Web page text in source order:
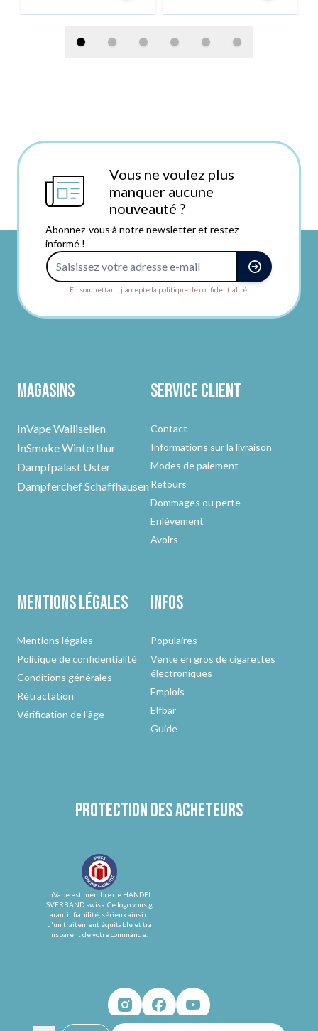
Vous ne voulez plus
manquer aucune
nouveauté ?
Abonnez-vous à notre newsletter et restez
informé !
En soumettant, j'accepte la politique de confidentialité.
Magasins
InVape Wallisellen
InSmoke Winterthur
Dampfpalast Uster
Dampferchef Schaffhausen
Service client
Contact
Informations sur la livraison
Modes de paiement
Retours
Dommages ou perte
Enlèvement
Avoirs
Mentions légales
Mentions légales
Politique de confidentialité
Conditions générales
Rétractation
Vérification de l'âge
Infos
Populaires
Vente en gros de cigarettes
électroniques
Emplois
Elfbar
Guide
Protection des acheteurs
InVape est membre de HANDEL
SVERBAND.swiss. Ce logo vous g
arantit fiabilité, sérieux ainsi q
u'un traitement équitable et tra
nsparent de votre commande.